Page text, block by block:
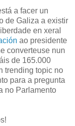
a facer un
de Galiza a existir
en xeral
ao presidente
converteuse nun
de 165.000
trending topic no
para a pregunta
no Parlamento